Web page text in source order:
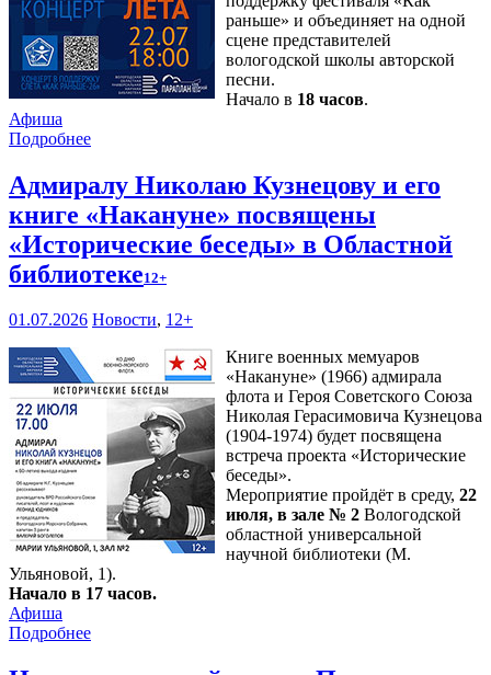
раньше» и объединяет на одной
сцене представителей
вологодской школы авторской
песни.
Начало в 18 часов.
Афиша
Подробнее
Адмиралу Николаю Кузнецову и его
книге «Накануне» посвящены
«Исторические беседы» в Областной
библиотеке12+
01.07.2026 Новости, 12+
Книге военных мемуаров
«Накануне» (1966) адмирала
флота и Героя Советского Союза
Николая Герасимовича Кузнецова
(1904-1974) будет посвящена
встреча проекта «Исторические
беседы».
Мероприятие пройдёт в среду, 22
июля, в зале № 2 Вологодской
областной универсальной
научной библиотеки (М.
Ульяновой, 1).
Начало в 17 часов.
Афиша
Подробнее